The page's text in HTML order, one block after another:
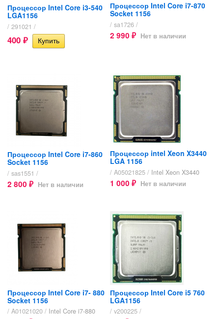
Процессор Intel Core i3-540
LGA1156
/ 291021 /
400 ₽
Процессор Intel Core i7-870
Socket 1156
/ sa1726 /
2 990 ₽ Нет в наличии
Процессор Intel Core i7-860
Socket 1156
/ sas1551 /
2 800 ₽ Нет в наличии
Процессор intel Xeon X3440
LGA 1156
/ A05021825 / Intel Xeon X3440
1 000 ₽ Нет в наличии
Процессор Intel Core i7- 880
Socket 1156
/ A01021020 / Intel Core i7-880
Процессор Intel Core i5 760
LGA1156
/ v200225 /